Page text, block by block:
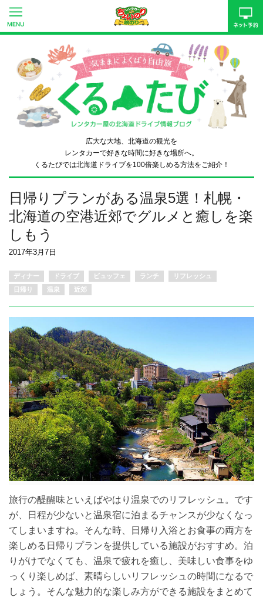
広大な大地、北海道の観光を
レンタカーで好きな時間に好きな場所へ。
くるたびでは北海道ドライブを100倍楽しめる方法をご紹介！
日帰りプランがある温泉5選！札幌・
北海道の空港近郊でグルメと癒しを楽
しもう
2017年3月7日
ディナー ドライブ ビュッフェ ランチ
リフレッシュ
日帰り
温泉 近郊
旅行の醍醐味といえばやはり温泉でのリフレッシュ。です
が、日程が少ないと温泉宿に泊まるチャンスが少なくなっ
てしまいますね。そんな時、日帰り入浴とお食事の両方を
楽しめる日帰りプランを提供している施設がおすすめ。泊
りがけでなくても、温泉で疲れを癒し、美味しい食事をゆ
っくり楽しめば、素晴らしいリフレッシュの時間になるで
しょう。そんな魅力的な楽しみ方ができる施設をまとめて